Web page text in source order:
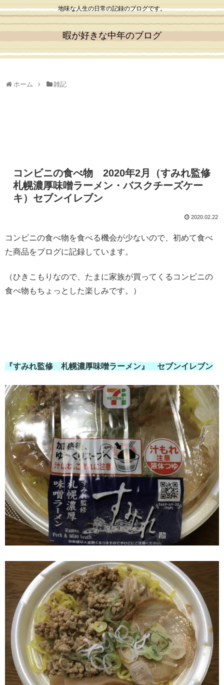
地味な人生の日常の記録のブログです。
暇が好きな中年のブログ
ホーム 雑記
コンビニの食べ物 2020年2月（すみれ監修
札幌濃厚味噌ラーメン・バスクチーズケー
キ）セブンイレブン
2020.02.22
コンビニの食べ物を食べる機会が少ないので、初めて食べ
た商品をブログに記録しています。
（ひきこもりなので、たまに家族が買ってくるコンビニの
食べ物もちょっとした楽しみです。）
『すみれ監修 札幌濃厚味噌ラーメン』 セブンイレブン